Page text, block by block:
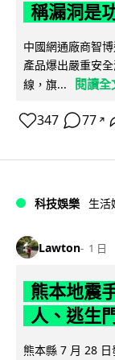
稱漏洞是
中國網通廠商智
產品爆出嚴重安
線，旗...
閱讀全
347 77 ↗
科技娛樂 生活
Lawton 1 日
熊本地震
人、逃生
熊本縣 7 月 28